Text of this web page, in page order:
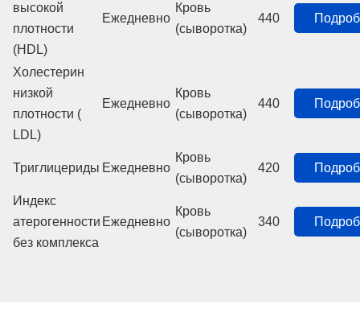
высокой
плотности
(HDL)
Ежедневно
Кровь
(сыворотка)
440
Холестерин
низкой
плотности (
LDL)
Ежедневно
Кровь
(сыворотка)
440
Триглицериды Ежедневно
Кровь
(сыворотка)
420
Индекс
атерогенности
без комплекса
Ежедневно
Кровь
(сыворотка)
340